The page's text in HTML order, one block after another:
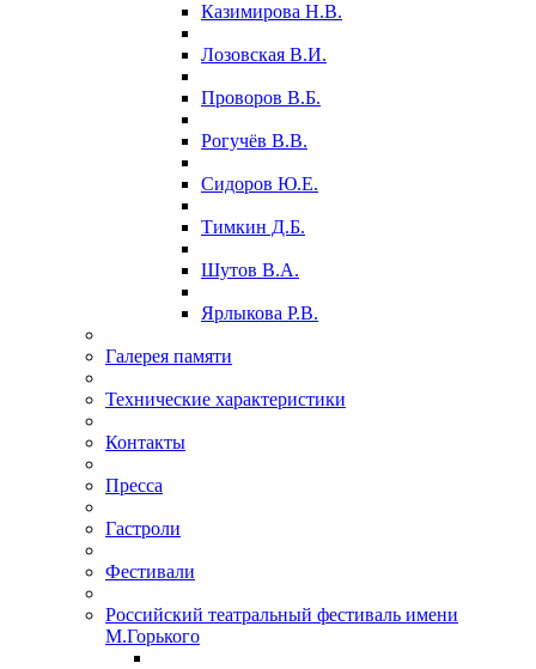
Казимирова Н.В.
Лозовская В.И.
Проворов В.Б.
Рогучёв В.В.
Сидоров Ю.Е.
Тимкин Д.Б.
Шутов В.А.
Ярлыкова Р.В.
Галерея памяти
Технические характеристики
Контакты
Пресса
Гастроли
Фестивали
Российский театральный фестиваль имени
М.Горького